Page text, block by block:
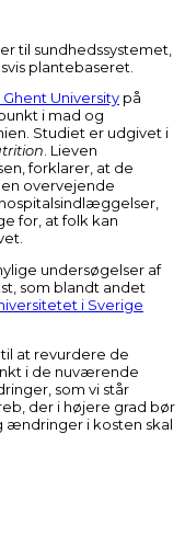
til sundhedssystemet,
plantebaseret.
University på
i mad og
Studiet er udgivet i
. Lieven
forklarer, at de
overvejende
for, at folk kan
undersøgelser af
som blandt andet
i Sverige
at revurdere de
i de nuværende
som vi står
der i højere grad bør
ændringer i kosten skal